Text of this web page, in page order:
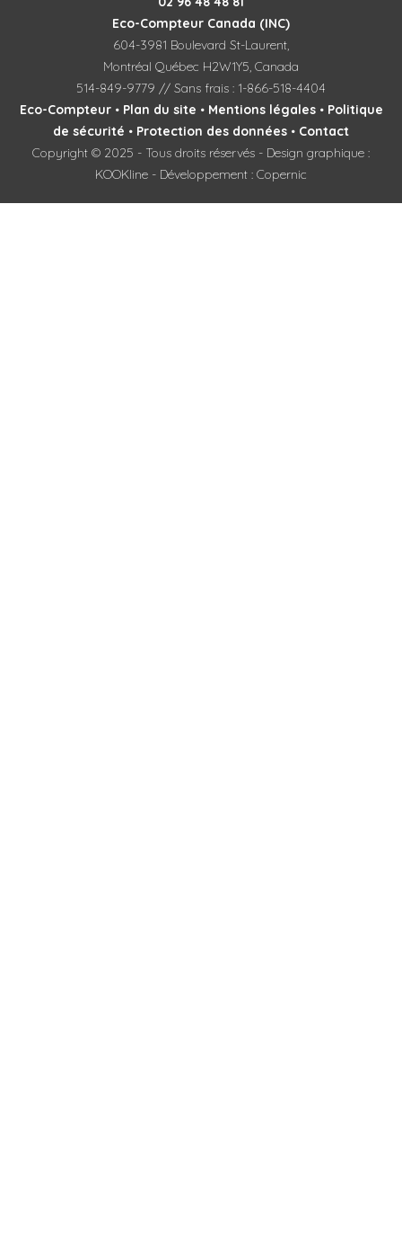
Eco-Compteur Canada (INC)
604-3981 Boulevard St-Laurent,
Montréal Québec H2W1Y5, Canada
514-849-9779 // Sans frais : 1-866-518-4404
Eco-Compteur• Plan du site • Mentions légales• Politique
de sécurité • Protection des données • Contact
Copyright © 2025 - Tous droits réservés - Design graphique :
KOOKline - Développement : Copernic